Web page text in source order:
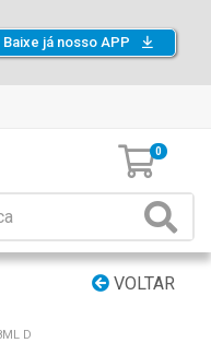
Baixe já nosso APP
0
VOLTAR
D